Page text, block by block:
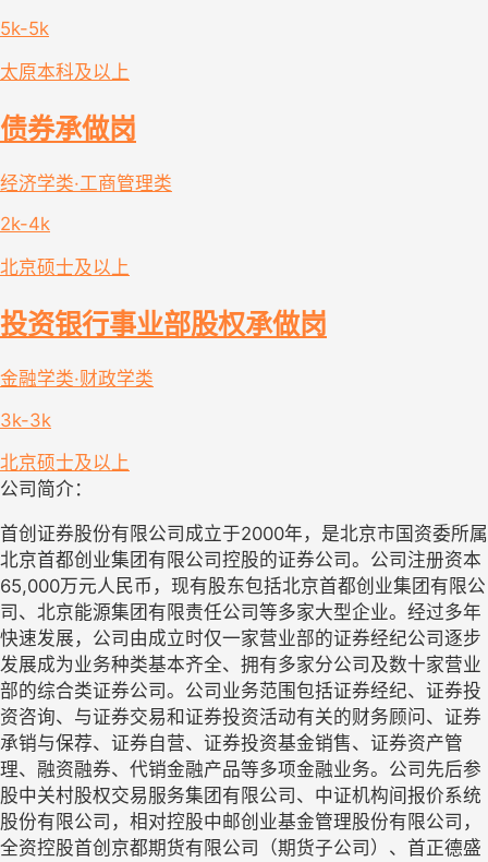
5k-5k
太原本科及以上
债券承做岗
经济学类·工商管理类
2k-4k
北京硕士及以上
投资银行事业部股权承做岗
金融学类·财政学类
3k-3k
北京硕士及以上
公司简介：
首创证券股份有限公司成立于2000年，是北京市国资委所属
北京首都创业集团有限公司控股的证券公司。公司注册资本
65,000万元人民币，现有股东包括北京首都创业集团有限公
司、北京能源集团有限责任公司等多家大型企业。经过多年
快速发展，公司由成立时仅一家营业部的证券经纪公司逐步
发展成为业务种类基本齐全、拥有多家分公司及数十家营业
部的综合类证券公司。公司业务范围包括证券经纪、证券投
资咨询、与证券交易和证券投资活动有关的财务顾问、证券
承销与保荐、证券自营、证券投资基金销售、证券资产管
理、融资融券、代销金融产品等多项金融业务。公司先后参
股中关村股权交易服务集团有限公司、中证机构间报价系统
股份有限公司，相对控股中邮创业基金管理股份有限公司，
全资控股首创京都期货有限公司（期货子公司）、首正德盛